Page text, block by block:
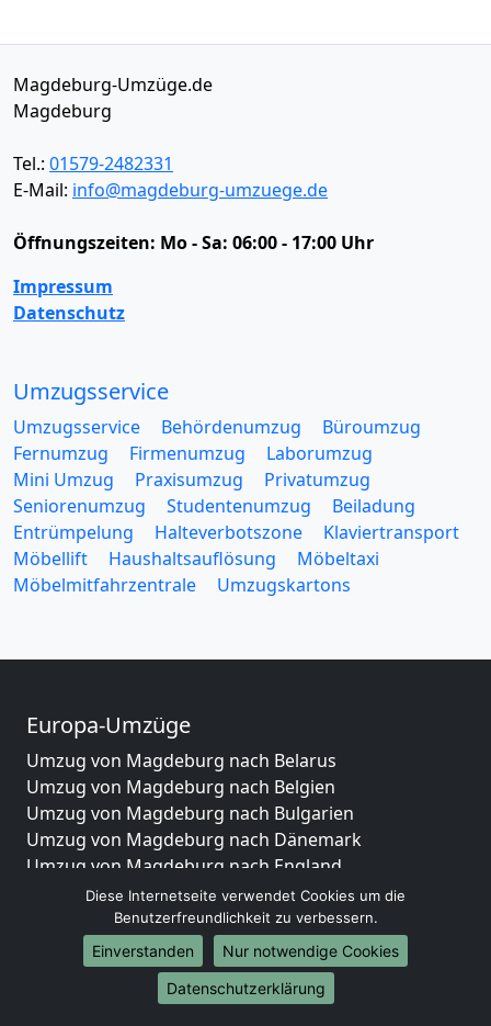
Magdeburg-Umzüge.de
Magdeburg
Tel.: 01579-2482331
E-Mail: info@magdeburg-umzuege.de
Öffnungszeiten: Mo - Sa: 06:00 - 17:00 Uhr
Impressum
Datenschutz
Umzugsservice
Umzugsservice Behördenumzug
Büroumzug
Fernumzug
Firmenumzug
Laborumzug
Mini Umzug
Praxisumzug
Privatumzug
Seniorenumzug
Studentenumzug
Beiladung
Entrümpelung
Halteverbotszone
Klaviertransport
Möbellift
Haushaltsauflösung
Möbeltaxi
Möbelmitfahrzentrale
Umzugskartons
Europa-Umzüge
Umzug von Magdeburg nach Belarus
Umzug von Magdeburg nach Belgien
Umzug von Magdeburg nach Bulgarien
Umzug von Magdeburg nach Dänemark
Umzug von Magdeburg nach England
Umzug von Magdeburg nach Portugal
Umzug von Magdeburg nach Bosnien
und Herzegowina
Umzug von Magdeburg nach Irland
Umzug von Magdeburg nach Lettland
Diese Internetseite verwendet Cookies um die
Benutzerfreundlichkeit zu verbessern.
Einverstanden
Nur notwendige Cookies
Datenschutzerklärung